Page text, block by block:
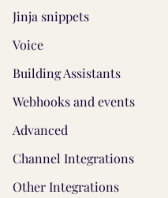
Jinja snippets
Voice
Building Assistants
Webhooks and events
Advanced
Channel Integrations
Other Integrations